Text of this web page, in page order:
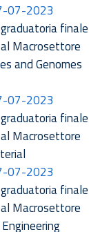
07-2023
finale
Macrosettore
and Genomes
07-2023
finale
Macrosettore
07-2023
finale
Macrosettore